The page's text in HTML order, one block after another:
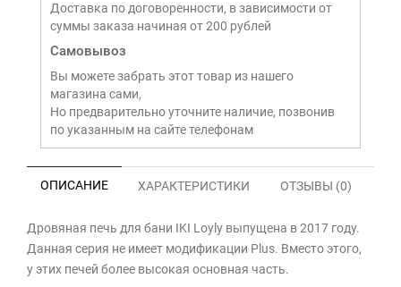
Доставка по договоренности, в зависимости от
суммы заказа начиная от 200 рублей
Самовывоз
Вы можете забрать этот товар из нашего
магазина сами,
Но предварительно уточните наличие, позвонив
по указанным на сайте телефонам
ОПИСАНИЕ ХАРАКТЕРИСТИКИ ОТЗЫВЫ (0)
Дровяная печь для бани IKI Loyly выпущена в 2017 году.
Данная серия не имеет модификации Plus. Вместо этого,
у этих печей более высокая основная часть.